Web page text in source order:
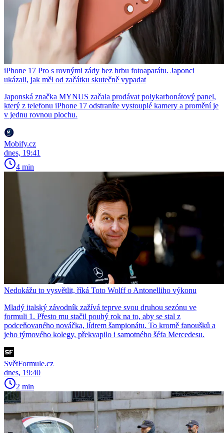
iPhone 17 Pro s rovnými zády bez hrbu fotoaparátu. Japonci
ukázali, jak měl od začátku skutečně vypadat
Japonská značka MYNUS začala prodávat polykarbonátový panel,
který z telefonu iPhone 17 odstraníte vystouplé kamery a promění je
v jednu rovnou plochu.
Mobify.cz
dnes, 19:41
4 min
Nedokážu to vysvětlit, říká Toto Wolff o Antonelliho výkonu
Mladý italský závodník zažívá teprve svou druhou sezónu ve
formuli 1. Přesto mu stačil pouhý rok na to, aby se stal z
podceňovaného nováčka, lídrem šampionátu. To kromě fanoušků a
jeho týmového kolegy, překvapilo i samotného šéfa Mercedesu.
SvětFormule.cz
dnes, 19:40
2 min